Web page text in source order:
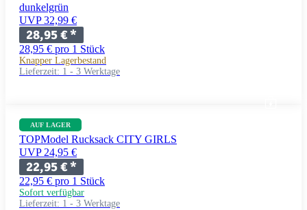
dunkelgrün
UVP 32,99 €
28,95 €*
28,95 € pro 1 Stück
Knapper Lagerbestand
Lieferzeit: 1 - 3 Werktage
AUF LAGER
TOPModel Rucksack CITY GIRLS
UVP 24,95 €
22,95 €*
22,95 € pro 1 Stück
Sofort verfügbar
Lieferzeit: 1 - 3 Werktage